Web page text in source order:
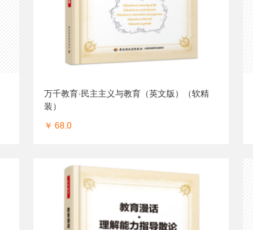
万千教育·民主主义与教育（英文版）（软精
装）
￥ 68.0